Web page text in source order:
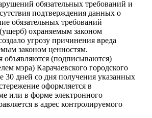
обязательных требований и
подтверждения данных о
обязательных требований
охраняемым законом
угрозу причинения вреда
законом ценностям.
объявляются (подписываются)
мэра) Карачаевского городского
30 дней со дня получения указанных
оформляется в
или в форме электронного
в адрес контролируемого